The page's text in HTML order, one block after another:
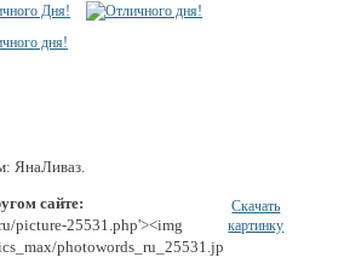
ЯнаЛиваз.
сайте:
picture-25531.php'><img
photowords_ru_25531.jp
Скачать
картинку